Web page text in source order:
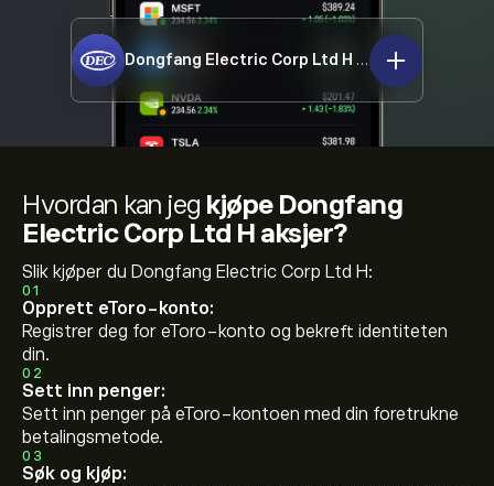
Dongfang Electric Corp Ltd H 1072.HK
Hvordan kan jeg kjøpe Dongfang
Electric Corp Ltd H aksjer?
Slik kjøper du Dongfang Electric Corp Ltd H:
01
Opprett eToro-konto:
Registrer deg for eToro-konto og bekreft identiteten
din.
02
Sett inn penger:
Sett inn penger på eToro-kontoen med din foretrukne
betalingsmetode.
03
Søk og kjøp: